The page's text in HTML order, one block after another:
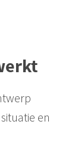
en